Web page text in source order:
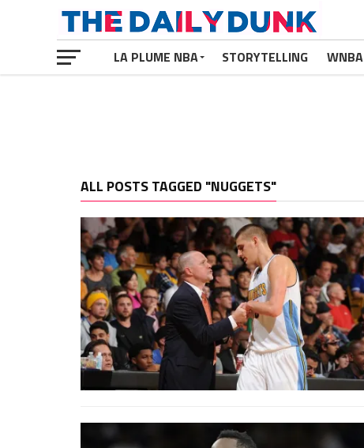
LA PLUME NBA STORYTELLING WNBA
ALL POSTS TAGGED "NUGGETS"